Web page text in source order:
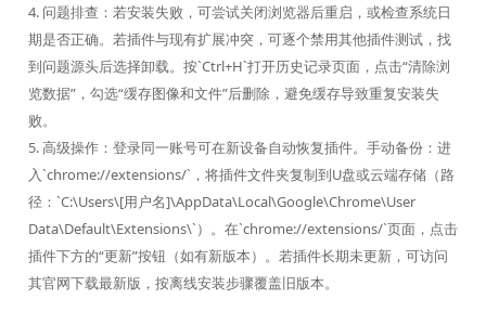
4. 问题排查：若安装失败，可尝试关闭浏览器后重启，或检查系统日
期是否正确。若插件与现有扩展冲突，可逐个禁用其他插件测试，找
到问题源头后选择卸载。按`Ctrl+H`打开历史记录页面，点击“清除浏
览数据”，勾选“缓存图像和文件”后删除，避免缓存导致重复安装失
败。
5. 高级操作：登录同一账号可在新设备自动恢复插件。手动备份：进
入`chrome://extensions/`，将插件文件夹复制到U盘或云端存储（路
径：`C:\Users\[用户名]\AppData\Local\Google\Chrome\User
Data\Default\Extensions\`）。在`chrome://extensions/`页面，点击
插件下方的“更新”按钮（如有新版本）。若插件长期未更新，可访问
其官网下载最新版，按离线安装步骤覆盖旧版本。